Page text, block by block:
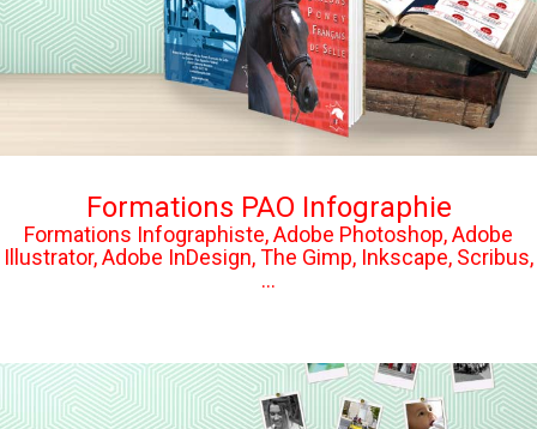
Formations PAO Infographie
Formations Infographiste, Adobe Photoshop, Adobe
Illustrator, Adobe InDesign, The Gimp, Inkscape, Scribus,
...